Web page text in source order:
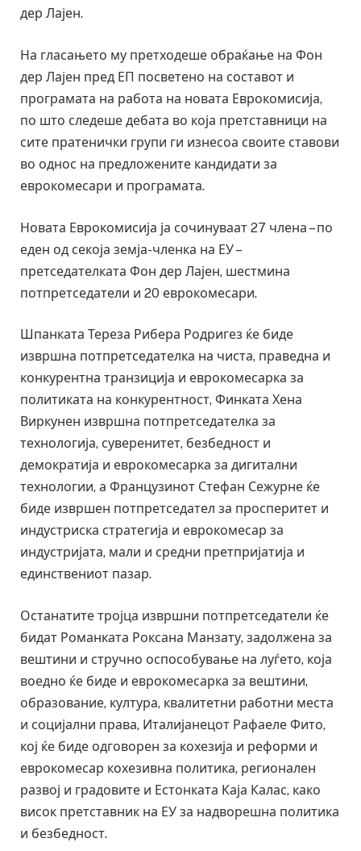
дер Лајен.
На гласањето му претходеше обраќање на Фон
дер Лајен пред ЕП посветено на составот и
програмата на работа на новата Еврокомисија,
по што следеше дебата во која претставници на
сите пратенички групи ги изнесоа своите ставови
во однос на предложените кандидати за
еврокомесари и програмата.
Новата Еврокомисија ја сочинуваат 27 члена – по
еден од секоја земја-членка на ЕУ –
претседателката Фон дер Лајен, шестмина
потпретседатели и 20 еврокомесари.
Шпанката Тереза Рибера Родригез ќе биде
извршна потпретседателка на чиста, праведна и
конкурентна транзиција и еврокомесарка за
политиката на конкурентност, Финката Хена
Виркунен извршна потпретседателка за
технологија, суверенитет, безбедност и
демократија и еврокомесарка за дигитални
технологии, а Французинот Стефан Сежурне ќе
биде извршен потпретседател за просперитет и
индустриска стратегија и еврокомесар за
индустријата, мали и средни претпријатија и
единствениот пазар.
Останатите тројца извршни потпретседатели ќе
бидат Романката Роксана Манзату, задолжена за
вештини и стручно оспособување на луѓето, која
воедно ќе биде и еврокомесарка за вештини,
образование, култура, квалитетни работни места
и социјални права, Италијанецот Рафаеле Фито,
кој ќе биде одговорен за кохезија и реформи и
еврокомесар кохезивна политика, регионален
развој и градовите и Естонката Каја Калас, како
висок претставник на ЕУ за надворешна политика
и безбедност.